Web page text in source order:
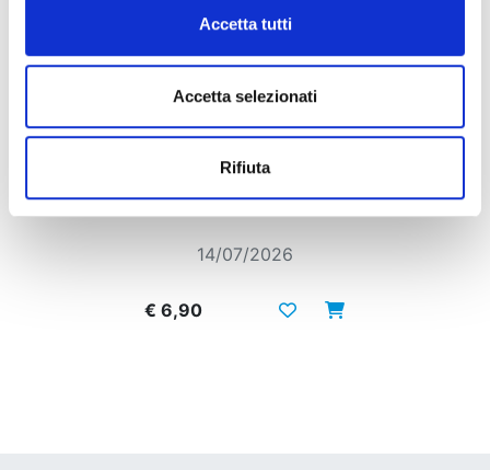
Accetta tutti
Accetta selezionati
Rifiuta
DETECTIVE CONAN NEW EDITION n. 72
14/07/2026
€ 6,90